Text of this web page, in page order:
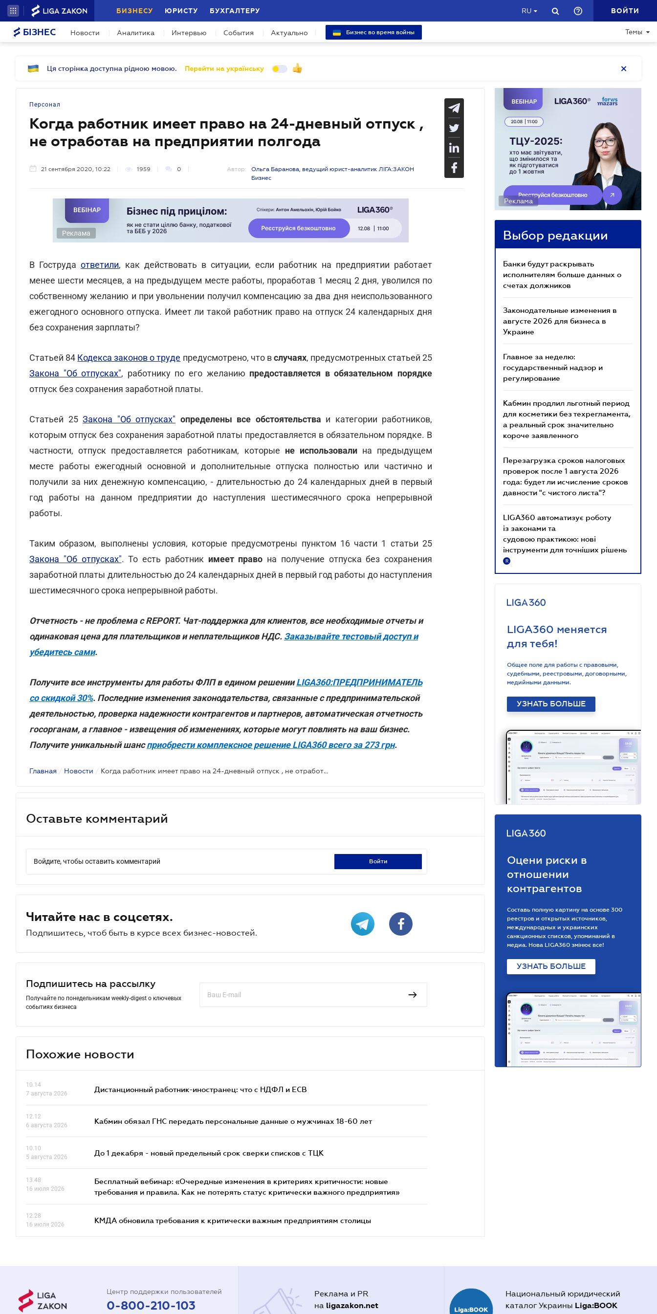
БИЗНЕСУ ЮРИСТУ БУХГАЛТЕРУ RU ВОЙТИ
БІЗНЕС Новости Аналитика Интервью События Актуально Бизнес во время войны Темы
Ця сторінка доступна рідною мовою. Перейти на українську
Персонал
Когда работник имеет право на 24-дневный отпуск ,
не отработав на предприятии полгода
21 сентября 2020, 10:22 1959 0 Автор:
Ольга Баранова, ведущий юрист-аналитик ЛІГА:ЗАКОН
Бизнес
Реклама
В Гоструда ответили, как действовать в ситуации, если работник на предприятии работает
менее шести месяцев, а на предыдущем месте работы, проработав 1 месяц 2 дня, уволился по
собственному желанию и при увольнении получил компенсацию за два дня неиспользованного
ежегодного основного отпуска. Имеет ли такой работник право на отпуск 24 календарных дня
без сохранения зарплаты?
Статьей 84 Кодекса законов о труде предусмотрено, что вслучаях, предусмотренных статьей 25
Закона "Об отпусках", работнику по его желанию предоставляется в обязательном порядке
отпуск без сохранения заработной платы.
Статьей 25 Закона "Об отпусках" определены все обстоятельства и категории работников,
которым отпуск без сохранения заработной платы предоставляется в обязательном порядке. В
частности, отпуск предоставляется работникам, которые не использовалина предыдущем
месте работы ежегодный основной и дополнительные отпуска полностью или частично и
получили за них денежную компенсацию, - длительностью до 24 календарных дней в первый
год работы на данном предприятии до наступления шестимесячного срока непрерывной
работы.
Таким образом, выполнены условия, которые предусмотрены пунктом 16 части 1 статьи 25
Закона "Об отпусках". То есть работник имеет право на получение отпуска без сохранения
заработной платы длительностью до 24 календарных дней в первый год работы до наступления
шестимесячного срока непрерывной работы.
Отчетность - не проблема с REPORT. Чат-поддержка для клиентов, все необходимые отчеты и
одинаковая цена для плательщиков и неплательщиков НДС. Заказывайте тестовый доступ и
убедитесь сами.
Получите все инструменты для работы ФЛП в едином решенииLIGA360:ПРЕДПРИНИМАТЕЛЬ
со скидкой 30%. Последние изменения законодательства, связанные с предпринимательской
деятельностью, проверка надежности контрагентов и партнеров, автоматическая отчетность
госорганам, а главное - извещения об изменениях, которые могут повлиять на ваш бизнес.
Получите уникальный шансприобрести комплексное решение LIGA360 всего за 273 грн.
Главная / Новости / Когда работник имеет право на 24-дневный отпуск , не отработав на предприятии полгода
Оставьте комментарий
Войдите, чтобы оставить комментарий войти
Читайте нас в соцсетях.
Подпишитесь, чтоб быть в курсе всех бизнес-новостей.
Подпишитесь на рассылку
Получайте по понедельникам weekly-digest о ключевых
событиях бизнеса
Похожие новости
10.14
7 августа 2026
Дистанционный работник-иностранец: что с НДФЛ и ЕСВ
12.12
6 августа 2026
Кабмин обязал ГНС передать персональные данные о мужчинах 18-60 лет
10.10
5 августа 2026
До 1 декабря - новый предельный срок сверки списков c ТЦК
13.48
16 июля 2026
Бесплатный вебинар: «Очередные изменения в критериях критичности: новые
требования и правила. Как не потерять статус критически важного предприятия»
12.28
16 июля 2026
КМДА обновила требования к критически важным предприятиям столицы
Реклама
Выбор редакции
Банки будут раскрывать
исполнителям больше данных о
счетах должников
Законодательные изменения в
августе 2026 для бизнеса в
Украине
Главное за неделю:
государственный надзор и
регулирование
Кабмин продлил льготный период
для косметики без техрегламента,
а реальный срок значительно
короче заявленного
Перезагрузка сроков налоговых
проверок после 1 августа 2026
года: будет ли исчисление сроков
давности "с чистого листа"?
LIGA360 автоматизує роботу
із законами та
судовою практикою: нові
інструменти для точніших рішень
R
LIGA360 меняется
для тебя!
Общее поле для работы с правовыми,
судебными, реестровыми, договорными,
медийными данными.
УЗНАТЬ БОЛЬШЕ
Оцени риски в
отношении
контрагентов
Составь полную картину на основе 300
реестров и открытых источников,
международных и украинских
санкционных списков, упоминаний в
медиа. Нова LIGA360 змінює все!
УЗНАТЬ БОЛЬШЕ
Центр поддержки пользователей
0-800-210-103
Реклама и PR
на ligazakon.net
Национальный юридический
каталог Украины Liga:BOOK